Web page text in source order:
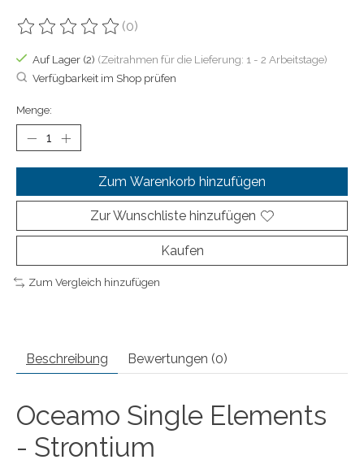
Die Bewertung dieses Produkts ist
(0)
Auf Lager (2) (Zeitrahmen für die Lieferung: 1 - 2 Arbeitstage)
Verfügbarkeit im Shop prüfen
Menge:
Zum Warenkorb hinzufügen
Zur Wunschliste hinzufügen
Kaufen
Zum Vergleich hinzufügen
Beschreibung Bewertungen (0)
Oceamo Single Elements
- Strontium